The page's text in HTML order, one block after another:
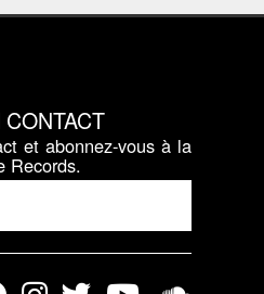
et abonnez-vous à la
Records.